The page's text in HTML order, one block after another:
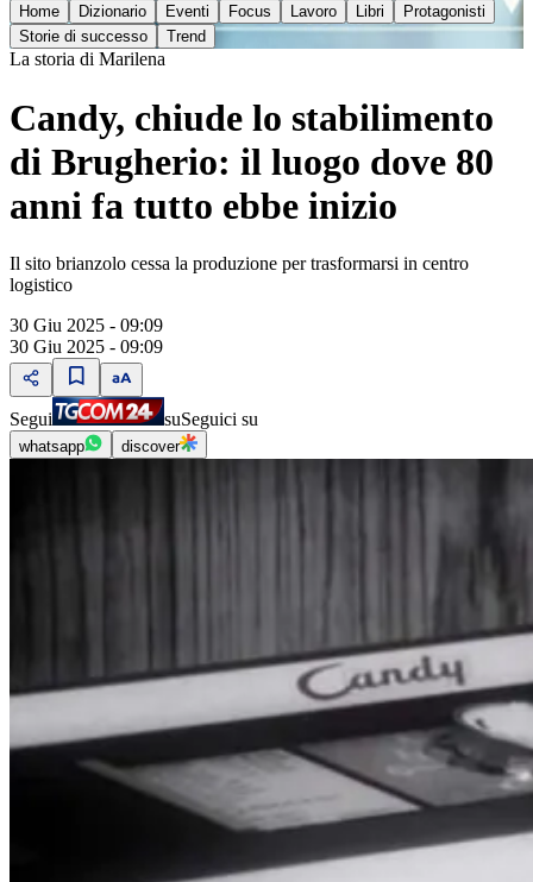
Home Dizionario Eventi Focus Lavoro Libri
Protagonisti
Storie di successo
Trend
La storia di Marilena
Candy, chiude lo stabilimento
di Brugherio: il luogo dove 80
anni fa tutto ebbe inizio
Il sito brianzolo cessa la produzione per trasformarsi in centro
logistico
30 Giu 2025 - 09:09
30 Giu 2025 - 09:09
Segui suSeguici su
whatsapp discover